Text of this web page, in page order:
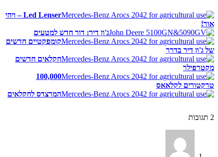
Led Lenser – ויהי
אור!
ג'ון דיר: דור חדש למטעים
קומפקטיים חדשים
של ג'ון דיר בדרך
חקלאים חדשים
מקטרפילר
100,000
טרקטורים לקלאאס
המרצדס לחקלאים
2 תגובות